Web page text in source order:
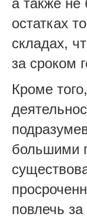
остатках
складах,
за сроком
Кроме
большими
повлечь